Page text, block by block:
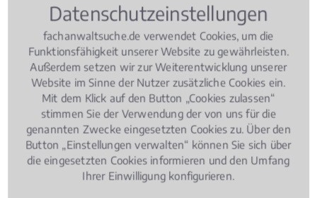
Kenntnisse im FachgebietGewerblicher
angeeignet und in einer Prüfung
erfolgreich nachgewiesen. Fachanwälte für
Gewerblicher Rechtsschutz müssen sich übrigens
nach ihrer Ernennung jährlich fortbilden. Sie dürfen
auch nur in ingesamt drei Rechtsgebieten den Titel
"Fachanwalt" erwerben.
Rechtsbeiträge zu
Datenschutzeinstellungen
fachanwaltsuche.de verwendet Cookies, um die
Funktionsfähigkeit unserer Website zu gewährleisten.
Außerdem setzen wir zur Weiterentwicklung unserer
Website im Sinne der Nutzer zusätzliche Cookies ein.
Mit dem Klick auf den Button „Cookies zulassen“
stimmen Sie der Verwendung der von uns für die
genannten Zwecke eingesetzten Cookies zu. Über den
Button „Einstellungen verwalten“ können Sie sich über
die eingesetzten Cookies informieren und den Umfang
Ihrer Einwilligung konfigurieren.